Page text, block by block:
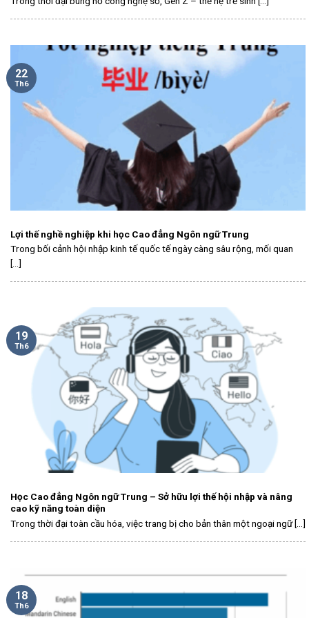
Lợi thế nghề nghiệp khi học Cao đẳng Ngôn ngữ Trung
Trong bối cảnh hội nhập kinh tế quốc tế ngày càng sâu rộng, mối quan
[...]
22
Th6
Học Cao đẳng Ngôn ngữ Trung – Sở hữu lợi thế hội nhập và nâng
cao kỹ năng toàn diện
Trong thời đại toàn cầu hóa, việc trang bị cho bản thân một ngoại ngữ [...]
19
Th6
18
Th6